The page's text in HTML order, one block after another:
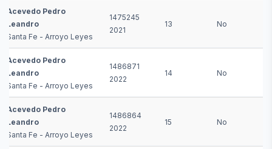
Acevedo Pedro
Leandro
Santa Fe - Arroyo Leyes
1475245
2021
13 No
Acevedo Pedro
Leandro
Santa Fe - Arroyo Leyes
1486871
2022
14 No
Acevedo Pedro
Leandro
Santa Fe - Arroyo Leyes
1486864
2022
15 No